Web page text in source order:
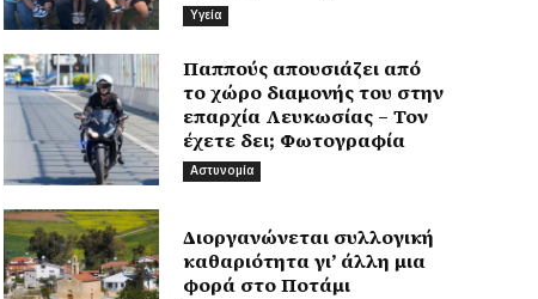
Υγεία
Παππούς απουσιάζει από
το χώρο διαμονής του στην
επαρχία Λευκωσίας – Τον
έχετε δει; Φωτογραφία
Αστυνομία
Διοργανώνεται συλλογική
καθαριότητα γι’ άλλη μια
φορά στο Ποτάμι